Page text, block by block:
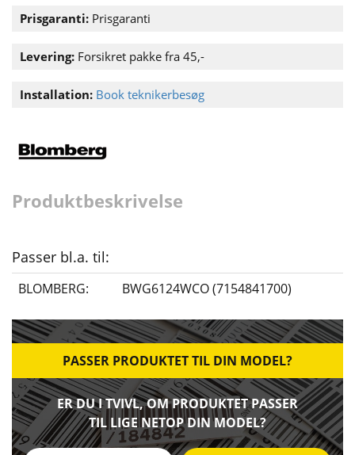
Prisgaranti: Prisgaranti
Levering: Forsikret pakke fra 45,-
Installation: Book teknikerbesøg
Produktbeskrivelse
Passer bl.a. til:
BLOMBERG: BWG6124WCO (7154841700)
PASSER PRODUKTET TIL DIN MODEL?
ER DU I TVIVL, OM PRODUKTET PASSER
TIL LIGE NETOP DIN MODEL?